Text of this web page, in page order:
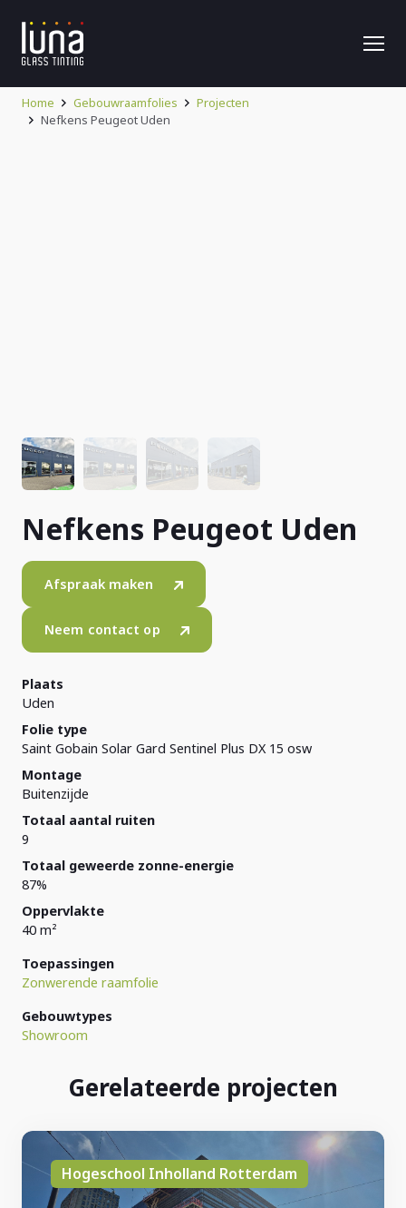
Home Gebouwraamfolies
Projecten
Nefkens Peugeot Uden
Nefkens Peugeot Uden
Afspraak maken
Neem contact op
Plaats
Uden
Folie type
Saint Gobain Solar Gard Sentinel Plus DX 15 osw
Montage
Buitenzijde
Totaal aantal ruiten
9
Totaal geweerde zonne-energie
87%
Oppervlakte
40 m²
Toepassingen
Zonwerende raamfolie
Gebouwtypes
Showroom
Gerelateerde projecten
Hogeschool Inholland Rotterdam